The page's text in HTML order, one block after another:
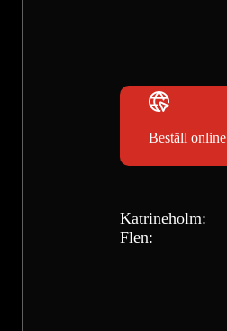
Beställ online
Katrineholm:
Flen: